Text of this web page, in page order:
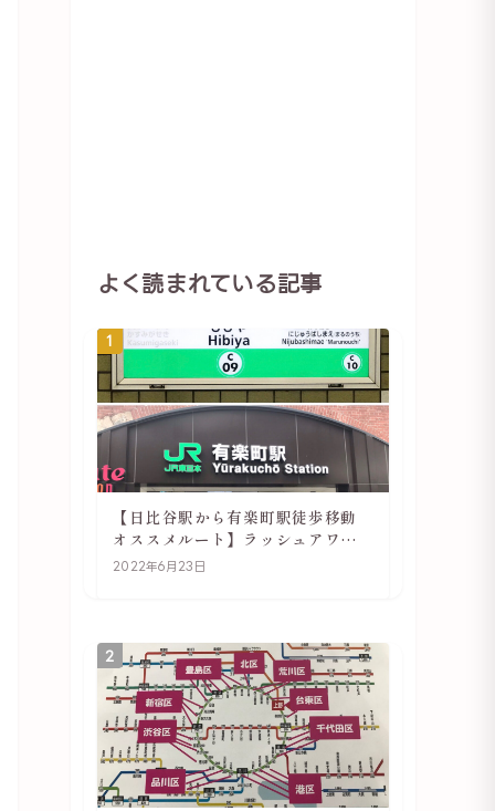
よく読まれている記事
1
【日比谷駅から有楽町駅徒歩移動
オススメルート】ラッシュアワー
でも快適
2022年6月23日
2